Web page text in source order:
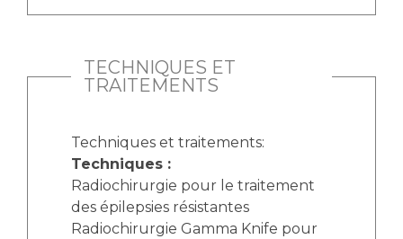
Les recherches en santé à l’AP-HM
Lieu de santé sans tabac
TECHNIQUES ET
TRAITEMENTS
Techniques et traitements:
Techniques :
Radiochirurgie pour le traitement
des épilepsies résistantes
Radiochirurgie Gamma Knife pour